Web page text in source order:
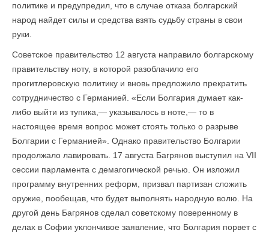
политике и предупредил, что в случае отказа болгарский
народ найдет силы и средства взять судьбу страны в свои
руки.
Советское правительство 12 августа направило болгарскому
правительству ноту, в которой разоблачило его
прогитлеровскую политику и вновь предложило прекратить
сотрудничество с Германией. «Если Болгария думает как-
либо выйти из тупика,— указывалось в ноте,— то в
настоящее время вопрос может стоять только о разрыве
Болгарии с Германией». Однако правительство Болгарии
продолжало лавировать. 17 августа Багрянов выступил на VII
сессии парламента с демагогической речью. Он изложил
программу внутренних реформ, призвал партизан сложить
оружие, пообещав, что будет выполнять народную волю. На
другой день Багрянов сделал советскому поверенному в
делах в Софии уклончивое заявление, что Болгария порвет с